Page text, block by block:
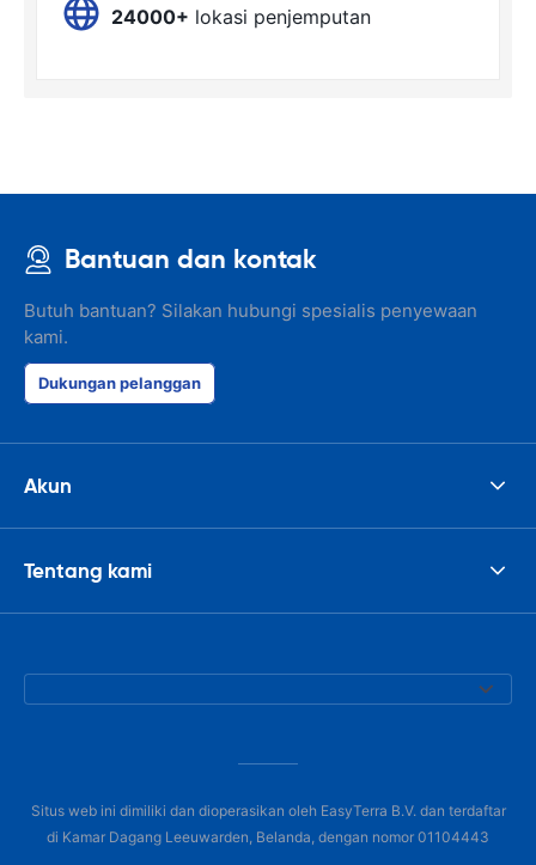
24000+ lokasi penjemputan
Bantuan dan kontak
Butuh bantuan? Silakan hubungi spesialis penyewaan
kami.
Dukungan pelanggan
Akun
Tentang kami
Situs web ini dimiliki dan dioperasikan oleh EasyTerra B.V. dan terdaftar
di Kamar Dagang Leeuwarden, Belanda, dengan nomor 01104443